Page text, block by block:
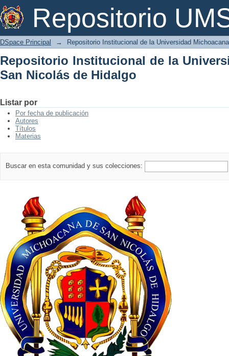
Repositorio
Repositorio Institucional de la
DSpace Principal → Repositorio Institucional de la Universidad
Repositorio Institucional de la
San Nicolás de Hidalgo
Listar por
Por fecha de publicación
Autores
Títulos
Materias
Buscar en esta comunidad y sus colecciones: